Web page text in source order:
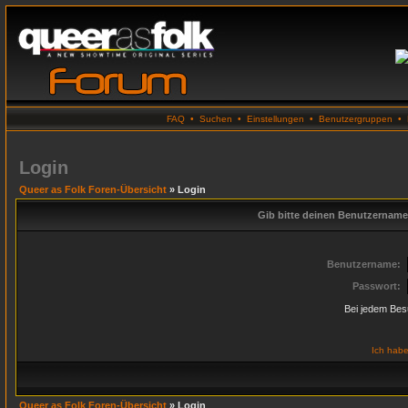
FAQ • Suchen • Einstellungen • Benutzergruppen •
Login
Queer as Folk Foren-Übersicht » Login
Gib bitte deinen
Benutzername:
Passwort:
Bei jedem
Ich
Queer as Folk Foren-Übersicht » Login